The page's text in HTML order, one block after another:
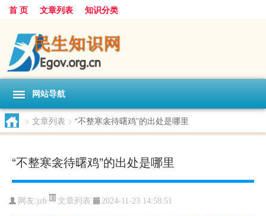
首 页 文章列表 知识分类
网站导航
> 文章列表 > “不整寒衾待曙鸡”的出处是哪里
“不整寒衾待曙鸡”的出处是哪里
网友:jzb 文章列表 2024-11-23 14:58:51